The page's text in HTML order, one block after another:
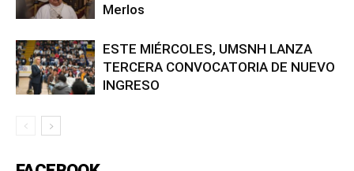
Merlos
ESTE MIÉRCOLES, UMSNH LANZA
TERCERA CONVOCATORIA DE NUEVO
INGRESO